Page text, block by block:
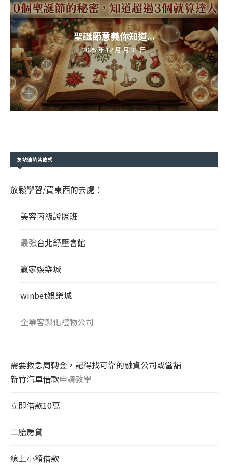
聖誕節意義你知道...
2025 年 12 月 月 31 日
友站連結其他式
放鬆學習/買東西的去處：
美容丙級證照班
最強台北舒壓會館
贏家娛樂城
winbet娛樂城
企業客製化禮物公司
需要救急周轉金，記得找可靠的融資公司或當舖
新竹汽車借款申請教學
立即借款10萬
二胎房貸
線上小額借款